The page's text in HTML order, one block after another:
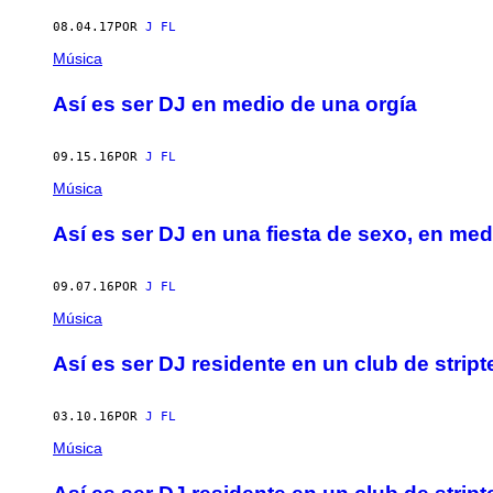
08.04.17 POR J FL
Música
Así es ser DJ en medio de una orgía
09.15.16 POR J FL
Música
Así es ser DJ en una fiesta de sexo, en
09.07.16 POR J FL
Música
Así es ser DJ residente en un club de
03.10.16 POR J FL
Música